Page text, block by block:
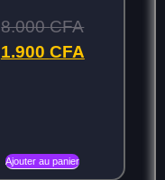
8.000CFA
1.900 CFA
Ajouter au panier